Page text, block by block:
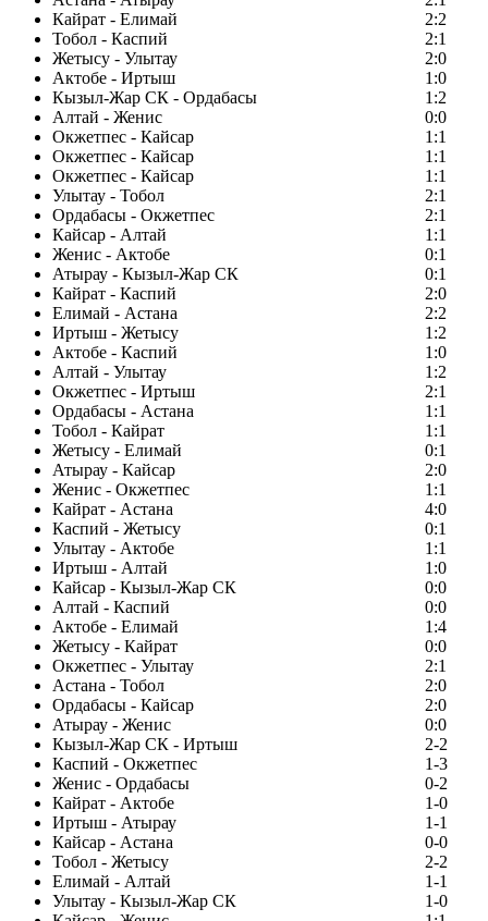
Кайрат - Елимай
2:2
Тобол - Каспий
2:1
Жетысу - Улытау
2:0
Актобе - Иртыш
1:0
Кызыл-Жар СК - Ордабасы
1:2
Алтай - Женис
0:0
Окжетпес - Кайсар
1:1
Окжетпес - Кайсар
1:1
Окжетпес - Кайсар
1:1
Улытау - Тобол
2:1
Ордабасы - Окжетпес
2:1
Кайсар - Алтай
1:1
Женис - Актобе
0:1
Атырау - Кызыл-Жар СК
0:1
Кайрат - Каспий
2:0
Елимай - Астана
2:2
Иртыш - Жетысу
1:2
Актобе - Каспий
1:0
Алтай - Улытау
1:2
Окжетпес - Иртыш
2:1
Ордабасы - Астана
1:1
Тобол - Кайрат
1:1
Жетысу - Елимай
0:1
Атырау - Кайсар
2:0
Женис - Окжетпес
1:1
Кайрат - Астана
4:0
Каспий - Жетысу
0:1
Улытау - Актобе
1:1
Иртыш - Алтай
1:0
Кайсар - Кызыл-Жар СК
0:0
Алтай - Каспий
0:0
Актобе - Елимай
1:4
Жетысу - Кайрат
0:0
Окжетпес - Улытау
2:1
Астана - Тобол
2:0
Ордабасы - Кайсар
2:0
Атырау - Женис
0:0
Кызыл-Жар СК - Иртыш
2-2
Каспий - Окжетпес
1-3
Женис - Ордабасы
0-2
Кайрат - Актобе
1-0
Иртыш - Атырау
1-1
Кайсар - Астана
0-0
Тобол - Жетысу
2-2
Елимай - Алтай
1-1
Улытау - Кызыл-Жар СК
1-0